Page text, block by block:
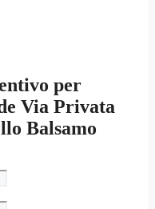
per
Via Privata
Balsamo